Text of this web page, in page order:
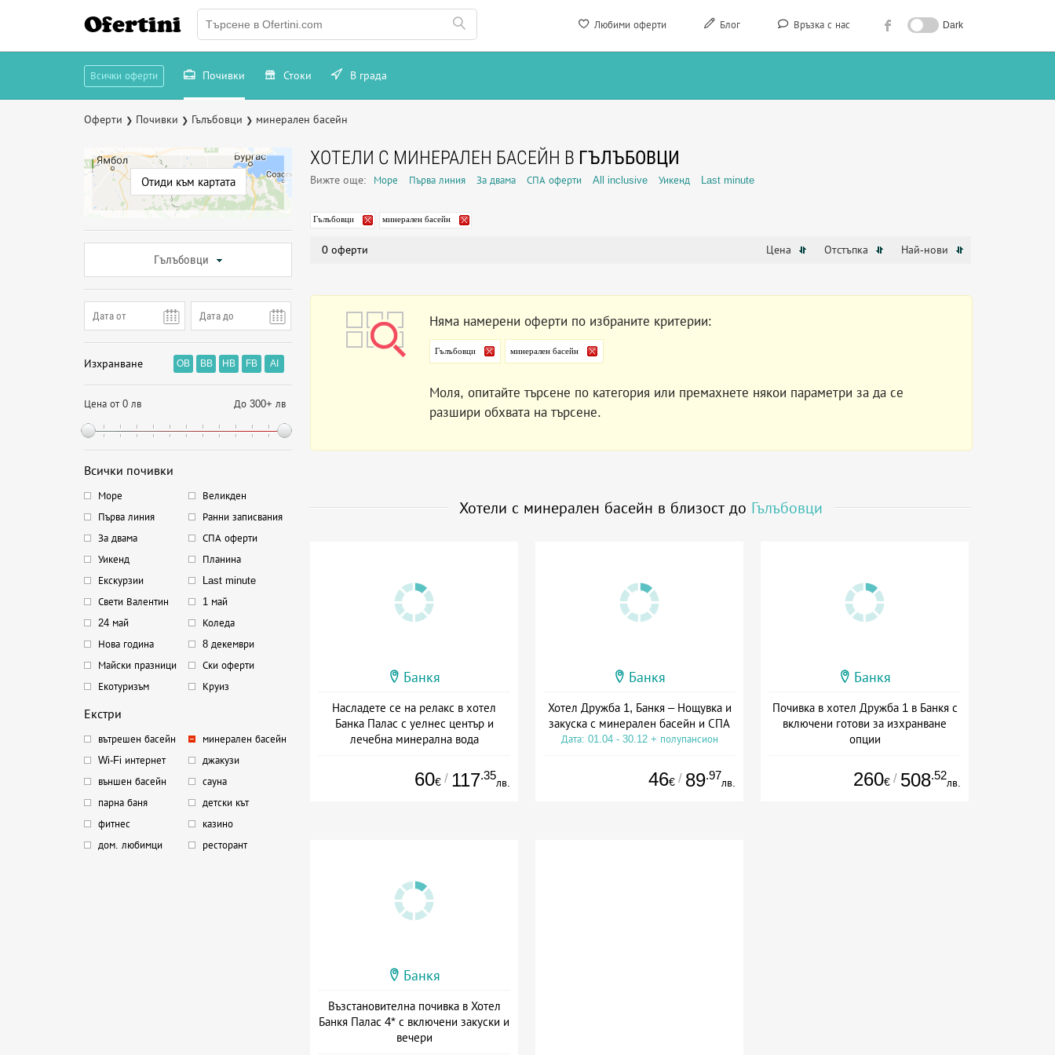
Любими оферти Блог Връзка с нас Dark
Ofertini
Всички оферти Почивки Стоки В града
Оферти ❯ Почивки ❯ Гълъбовци ❯ минерален басейн
Отиди към картата
Гълъбовци
Изхранване OB BB HB FB AI
Цена от 0 лв До 300+ лв
Всички почивки
Море
Великден
Първа линия
Ранни записвания
За двама
СПА оферти
Уикенд
Планина
Екскурзии
Last minute
Свети Валентин
1 май
24 май
Коледа
Нова година
8 декември
Майски празници
Ски оферти
Екотуризъм
Круиз
Екстри
вътрешен басейн
минерален басейн
Wi-Fi интернет
джакузи
външен басейн
сауна
парна баня
детски кът
фитнес
казино
дом. любимци
ресторант
ХОТЕЛИ С МИНЕРАЛЕН БАСЕЙН В ГЪЛЪБОВЦИ
Вижте още: Море Първа линия За двама СПА оферти All inclusive Уикенд Last minute
Гълъбовци минерален басейн
0 оферти Цена Отстъпка Най-нови
Няма намерени оферти по избраните критерии:
Гълъбовци минерален басейн
Моля, опитайте търсене по категория или премахнете някои параметри за да се
разшири обхвата на търсене.
Хотели с минерален басейн в близост до Гълъбовци
Банкя
Насладете се на релакс в хотел
Банка Палас с уелнес център и
лечебна минерална вода
60€ / 117.35
лв.
Банкя
Хотел Дружба 1, Банкя – Нощувка и
закуска с минерален басейн и СПА
Дата: 01.04 - 30.12 + полупансион
46€ / 89.97
лв.
Банкя
Почивка в хотел Дружба 1 в Банкя с
включени готови за изхранване
опции
260€ / 508.52
лв.
Банкя
Възстановителна почивка в Хотел
Банкя Палас 4* с включени закуски и
вечери